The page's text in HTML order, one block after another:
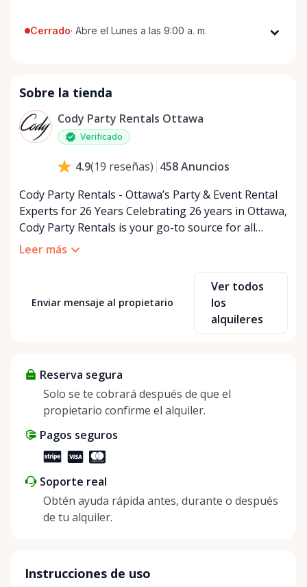
Cerrado· Abre el Lunes a las 9:00 a. m.
Miércoles
Jueves
9:00 a. m. - 5:00 p. m.
Viernes
Domingo
Sobre la tienda
Cody Party Rentals Ottawa
Verificado
4.9(19 reseñas) 458Anuncios
Cody Party Rentals - Ottawa’s Party & Event Rental
Experts for 26 Years Celebrating 26 years in Ottawa,
Cody Party Rentals is your go-to source for all
things party and event rentals. We’re proud to be a
At Cody Party Rentals, we believe in the power of
sharing—giving others the chance to rent out their
items and experience the benefits of renting. It’s
positive impact on the environment. By choosing to
share instead of buy, we’re all doing our part to
make things easier on Mother Nature.
Leer más
Enviar mensaje al propietario
Ver todos
los
alquileres
Reserva segura
Solo se te cobrará después de que el
propietario confirme el alquiler.
Pagos seguros
Soporte real
Obtén ayuda rápida antes, durante o después
de tu alquiler.
Instrucciones de uso